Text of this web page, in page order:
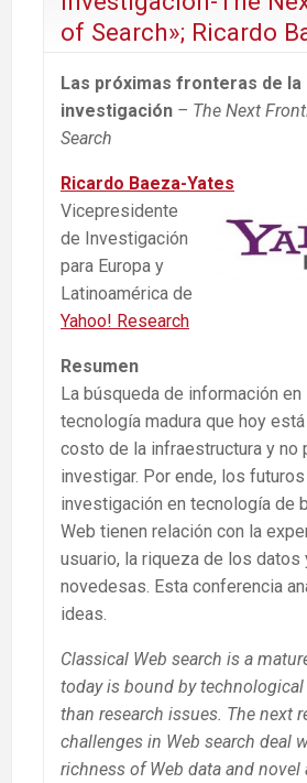
of Search»; Ricardo
Las próximas fronteras de la
investigación – The Next
Search
Ricardo Baeza-Yates
Vicepresidente
de Investigación
para Europa y
Latinoamérica de
Yahoo! Research
Resumen
La búsqueda de información en
tecnología madura que hoy está
costo de la infraestructura y no
investigar. Por ende, los
investigación en tecnología de
Web tienen relación con la
usuario, la riqueza de los datos
novedesas. Esta conferencia
ideas.
Classical Web search is a
today is bound by
than research issues. The next
challenges in Web search deal
richness of Web data and